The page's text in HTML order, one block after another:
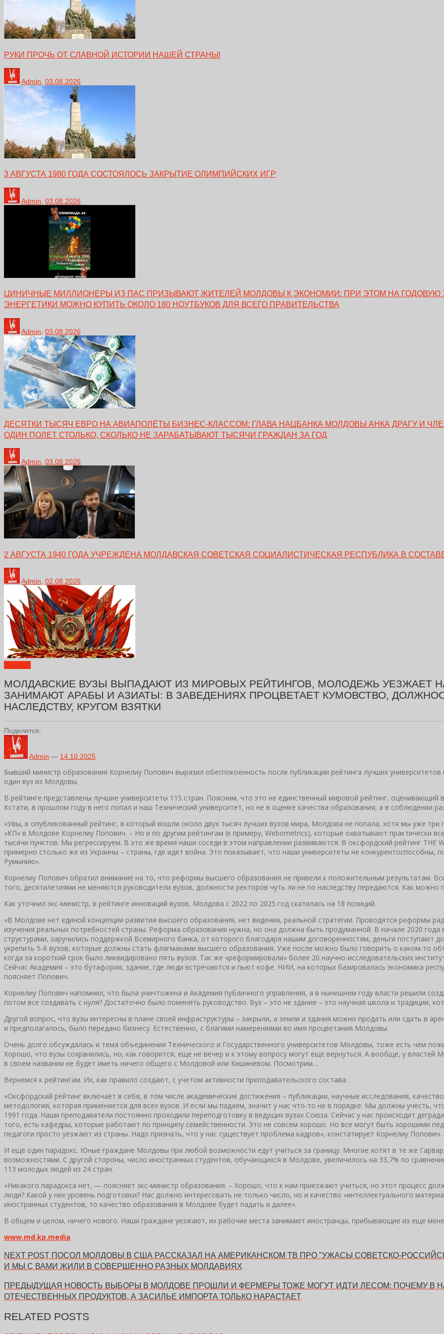
РУКИ ПРОЧЬ ОТ СЛАВНОЙ ИСТОРИИ НАШЕЙ СТРАНЫ!
Admin 03.08.2026
3 АВГУСТА 1980 ГОДА СОСТОЯЛОСЬ ЗАКРЫТИЕ ОЛИМПИЙСКИХ ИГР
Admin 03.08.2026
ЦИНИЧНЫЕ МИЛЛИОНЕРЫ ИЗ ПАС ПРИЗЫВАЮТ ЖИТЕЛЕЙ МОЛДОВЫ К ЭКОНОМИИ: ПРИ ЭТОМ НА ГОДОВУЮ
ЭНЕРГЕТИКИ МОЖНО КУПИТЬ ОКОЛО 180 НОУТБУКОВ ДЛЯ ВСЕГО ПРАВИТЕЛЬСТВА
Admin 03.08.2026
ДЕСЯТКИ ТЫСЯЧ ЕВРО НА АВИАПОЛЁТЫ БИЗНЕС-КЛАССОМ: ГЛАВА НАЦБАНКА МОЛДОВЫ АНКА ДРАГУ И
ОДИН ПОЛЕТ СТОЛЬКО, СКОЛЬКО НЕ ЗАРАБАТЫВАЮТ ТЫСЯЧИ ГРАЖДАН ЗА ГОД
Admin, 03.08.2026
2 АВГУСТА 1940 ГОДА УЧРЕЖДЕНА МОЛДАВСКАЯ СОВЕТСКАЯ СОЦИАЛИСТИЧЕСКАЯ РЕСПУБЛИКА В
Admin 02.08.2026
МОЛДАВСКИЕ ВУЗЫ ВЫПАДАЮТ ИЗ МИРОВЫХ РЕЙТИНГОВ, МОЛОДЕЖЬ УЕЗЖАЕТ
ЗАНИМАЮТ АРАБЫ И АЗИАТЫ: В ЗАВЕДЕНИЯХ ПРОЦВЕТАЕТ КУМОВСТВО,
НАСЛЕДСТВУ, КРУГОМ ВЗЯТКИ
Поделится:
Admin — 14.10.2025
Бывший министр образования Корнелиу Попович выразил обеспокоенность после публикации рейтинга лучших
один вуз из Молдовы.
В рейтинге представлены лучшие университеты 115 стран. Поясним, что это не единственный мировой рейтинг,
Кстати, в прошлом году в него попал и наш Технический университет, но не в оценке качества образования, а в соблюдении
«Увы, в опубликованный рейтинг, в который вошли около двух тысяч лучших вузов мира, Молдова не попала, хотя мы уже
«КП» в Молдове Корнелиу Попович. – Но и по другим рейтингам (к примеру, Webometrics), которые охватывают практически
тысячи пунктов. Мы регрессируем. В это же время наши соседи в этом направлении развиваются. В оксфордский рейтинг THE
примерно столько же из Украины – страны, где идёт война. Это показывает, что наши университеты не конкурентоспособны,
Румынию».
Корнелиу Попович обратил внимание на то, что реформы высшего образования не привели к положительным результатам.
того, десятилетиями не меняются руководители вузов, должности ректоров чуть ли не по наследству передаются. Как
Как уточнил экс-министр, в рейтинге инноваций вузов, Молдова с 2022 по 2025 год скатилась на 18 позиций.
«В Молдове нет единой концепции развития высшего образования, нет видения, реальной стратегии. Проводятся реформы
изучения реальных потребностей страны. Реформа образования нужна, но она должна быть продуманной. В начале 2020 года
структурами, заручились поддержкой Всемирного банка, от которого благодаря нашим договоренностям, деньги поступают
укрепить 5-6 вузов, которые должны стать флагманами высшего образования. Уже после можно было говорить о каком-то
когда за короткий срок было ликвидировано пять вузов. Так же «реформировали» более 20 научно-исследовательских
Сейчас Академия – это бутафория, здание, где люди встречаются и пьют кофе. НИИ, на которых базировалась экономика
поясняет Попович.
Корнелиу Попович напомнил, что была уничтожена и Академия публичного управления, а в нынешнем году власти решили
потом все создавать с нуля? Достаточно было поменять руководство. Вуз – это не здание – это научная школа и традиции,
Другой вопрос, что вузы интересны в плане своей инфраструктуры – закрыли, а земли и здания можно продать или сдать в
и предполагалось, было передано бизнесу. Естественно, с благими намерениями во имя процветания Молдовы.
Очень долго обсуждалась и тема объединения Технического и Государственного университетов Молдовы, тоже есть чем
Хорошо, что вузы сохранились, но, как говорится, еще не вечер и к этому вопросу могут ещё вернуться. А вообще, у властей
в своем названии не будет иметь ничего общего с Молдовой или Кишиневом. Посмотрим…
Вернемся к рейтингам. Их, как правило создают, с учетом активности преподавательского состава.
«Оксфордский рейтинг включает в себя, в том числе академические достижения – публикации, научные исследования,
методология, которая применяется для всех вузов. И если мы падаем, значит у нас что-то не в порядке. Мы должны учесть,
1991 года. Наши преподаватели постоянно проходили переподготовку в ведущих вузах Союза. Сейчас у нас происходит
того, есть кафедры, которые работают по принципу семейственности. Это не совсем хорошо. Но все могут быть хорошими
педагоги просто уезжают из страны. Надо признать, что у нас существует проблема кадров», констатирует Корнелиу Попович.
И ещё один парадокс. Юные граждане Молдовы при любой возможности едут учиться за границу. Многие хотят в те же
возможностями. С другой стороны, число иностранных студентов, обучающихся в Молдове, увеличилось на 33,7% по
113 молодых людей из 24 стран.
«Никакого парадокса нет, — поясняет экс-министр образования. – Хорошо, что к нам приезжают учиться, но этот процесс
люди? Какой у них уровень подготовки? Нас должно интересовать не только число, но и качество «интеллектуального
иностранных студентов, то качество образования в Молдове будет падать и далее».
В общем и целом, ничего нового. Наши граждане уезжают, их рабочие места занимают иностранцы, прибывающие из еще
www.md.kp.media
NEXT POST ПОСОЛ МОЛДОВЫ В США РАССКАЗАЛ НА АМЕРИКАНСКОМ ТВ ПРО "УЖАСЫ СОВЕТСКО-
И МЫ С ВАМИ ЖИЛИ В СОВЕРШЕННО РАЗНЫХ МОЛДАВИЯХ
ПРЕДЫДУЩАЯ НОВОСТЬ ВЫБОРЫ В МОЛДОВЕ ПРОШЛИ И ФЕРМЕРЫ ТОЖЕ МОГУТ ИДТИ ЛЕСОМ: ПОЧЕМУ В
ОТЕЧЕСТВЕННЫХ ПРОДУКТОВ, А ЗАСИЛЬЕ ИМПОРТА ТОЛЬКО НАРАСТАЕТ
RELATED POSTS